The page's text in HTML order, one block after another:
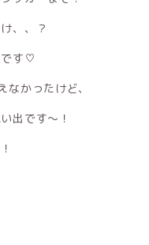
、、？
です♡
かったけど、
出です〜！